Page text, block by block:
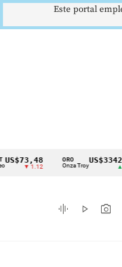
Cintillo
indicadores
económicos
1.12
ORO
Onza Troy
US$3342,60
graphic_eq play_arrow photo_camera
Este portal